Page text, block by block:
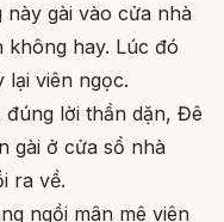
gài vào cửa nhà
không hay. Lúc đó
lại viên ngọc.
lời thần dặn, Đê
gài ở cửa sổ nhà
ra về.
ngồi mân mê viên